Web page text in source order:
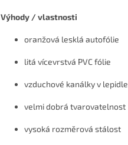
Výhody / vlastnosti
oranžová lesklá autofólie
litá vícevrstvá PVC fólie
vzduchové kanálky v lepidle
velmi dobrá tvarovatelnost
vysoká rozměrová stálost